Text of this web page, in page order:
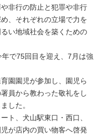
非行の防止と犯罪や非行
、それぞれの立場で力を
い地域社会を築くための
で75回目を迎え、7月は強
園園児が参加し、園児ら
員から教わった敬礼をし
した。
ト、犬山駅東口・西口、
が店内の買い物客へ啓発